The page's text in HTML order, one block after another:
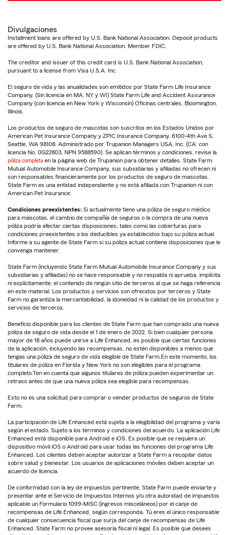
Divulgaciones
Installment loans are offered by U.S. Bank National Association. Deposit products
are offered by U.S. Bank National Association. Member FDIC.
The creditor and issuer of this credit card is U.S. Bank National Association,
pursuant to a license from Visa U.S.A. Inc.
El seguro de vida y las anualidades son emitidos por State Farm Life Insurance
Company. (Sin licencia en MA, NY y WI) State Farm Life and Accident Assurance
Company (con licencia en New York y Wisconsin) Oficinas centrales, Bloomington,
Illinois.
Los productos de seguro de mascotas son suscritos en los Estados Unidos por
American Pet Insurance Company y ZPIC Insurance Company, 6100-4th Ave S,
Seattle, WA 98108. Administrado por Trupanion Managers USA, Inc. (CA: con
licencia No. 0G22803, NPN 9588590). Se aplican términos y condiciones, revise la
póliza completa en la página web de Trupanion para obtener detalles. State Farm
Mutual Automobile Insurance Company, sus subsidiarias y afiliadas no ofrecen ni
son responsables financieramente por los productos de seguro de mascotas.
State Farm es una entidad independiente y no está afiliada con Trupanion ni con
American Pet Insurance.
Condiciones preexistentes: Si actualmente tiene una póliza de seguro médico
para mascotas, el cambio de compañía de seguros o la compra de una nueva
póliza podría afectar ciertas disposiciones, tales como las coberturas para
condiciones preexistentes o los deducibles ya establecidos bajo su póliza actual.
Informe a su agente de State Farm si su póliza actual contiene disposiciones que le
convenga mantener.
State Farm (incluyendo State Farm Mutual Automobile Insurance Company y sus
subsidiarias y afiliadas) no se hace responsable y no respalda ni aprueba, implícita
ni explícitamente, el contenido de ningún sitio de terceros al que se haga referencia
en este material. Los productos y servicios son ofrecidos por terceros y State
Farm no garantiza la mercantabilidad, la idoneidad ni la calidad de los productos y
servicios de terceros.
Beneficio disponible para los clientes de State Farm que han comprado una nueva
póliza de seguro de vida desde el 1 de enero de 2022. Si bien cualquier persona
mayor de 18 años puede unirse a Life Enhanced, es posible que ciertas funciones
de la aplicación, incluyendo las recompensas, no estén disponibles a menos que
tengas una póliza de seguro de vida elegible de State Farm.En este momento, los
titulares de póliza en Florida y New York no son elegibles para el programa
completo.Ten en cuenta que algunos titulares de póliza pueden experimentar un
retraso antes de que una nueva póliza sea elegible para recompensas.
Esto no es una solicitud para comprar o vender productos de seguros de State
Farm.
La participación de Life Enhanced está sujeta a la elegibilidad del programa y varía
según el estado. Sujeto a los términos y condiciones del acuerdo. La aplicación Life
Enhanced está disponible para Android e iOS. Es posible que se requiera un
dispositivo móvil iOS o Android para usar todas las funciones del programa Life
Enhanced. Los clientes deben aceptar autorizar a State Farm a recopilar datos
sobre salud y bienestar. Los usuarios de aplicaciones móviles deben aceptar un
acuerdo de licencia.
De conformidad con la ley de impuestos pertinente, State Farm puede enviarte y
presentar ante el Servicio de Impuestos Internos y/u otra autoridad de impuestos
aplicable un Formulario 1099-MISC (ingresos misceláneos) por el canje de
recompensas de Life Enhanced, según corresponda. Tú eres el único responsable
de cualquier consecuencia fiscal que surja del canje de recompensas de Life
Enhanced. State Farm no provee asesoría fiscal ni legal. Es posible que desees